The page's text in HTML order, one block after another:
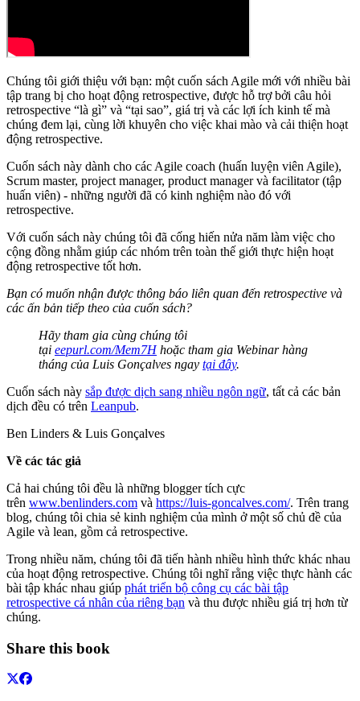
Chúng tôi giới thiệu với bạn: một cuốn sách Agile mới với nhiều bài
tập trang bị cho hoạt động retrospective, được hỗ trợ bởi câu hỏi
retrospective “là gì” và “tại sao”, giá trị và các lợi ích kinh tế mà
chúng đem lại, cùng lời khuyên cho việc khai mào và cải thiện hoạt
động retrospective.
Cuốn sách này dành cho các Agile coach (huấn luyện viên Agile),
Scrum master, project manager, product manager và facilitator (tập
huấn viên) - những người đã có kinh nghiệm nào đó với
retrospective.
Với cuốn sách này chúng tôi đã cống hiến nửa năm làm việc cho
cộng đồng nhằm giúp các nhóm trên toàn thế giới thực hiện hoạt
động retrospective tốt hơn.
Bạn có muốn nhận được thông báo liên quan đến retrospective và
các ấn bản tiếp theo của cuốn sách?
Hãy tham gia cùng chúng tôi
tại eepurl.com/Mem7Hhoặc tham gia Webinar hàng
tháng của Luis Gonçalves ngay tại đây.
Cuốn sách này sắp được dịch sang nhiều ngôn ngữ, tất cả các bản
dịch đều có trên Leanpub.
Ben Linders & Luis Gonçalves
Về các tác giả
Cả hai chúng tôi đều là những blogger tích cực
trên www.benlinders.com và https://luis-goncalves.com/. Trên trang
blog, chúng tôi chia sẻ kinh nghiệm của mình ở một số chủ đề của
Agile và lean, gồm cả retrospective.
Trong nhiều năm, chúng tôi đã tiến hành nhiều hình thức khác nhau
của hoạt động retrospective. Chúng tôi nghĩ rằng việc thực hành các
bài tập khác nhau giúp phát triển bộ công cụ các bài tập
retrospective cá nhân của riêng bạn và thu được nhiều giá trị hơn từ
chúng.
Share this book